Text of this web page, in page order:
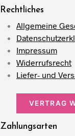
Rechtliches
Allgemeine
Impressum
Widerrufsrecht
Liefer- und
VERTRAG
Zahlungsarten